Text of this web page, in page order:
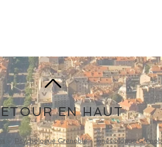
EN HAUT
- Psychologue Grenoble-kinésiologue